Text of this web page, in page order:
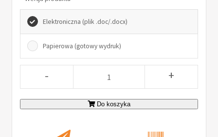
Elektroniczna (plik .doc/.docx)
Papierowa (gotowy wydruk)
- +
Do koszyka